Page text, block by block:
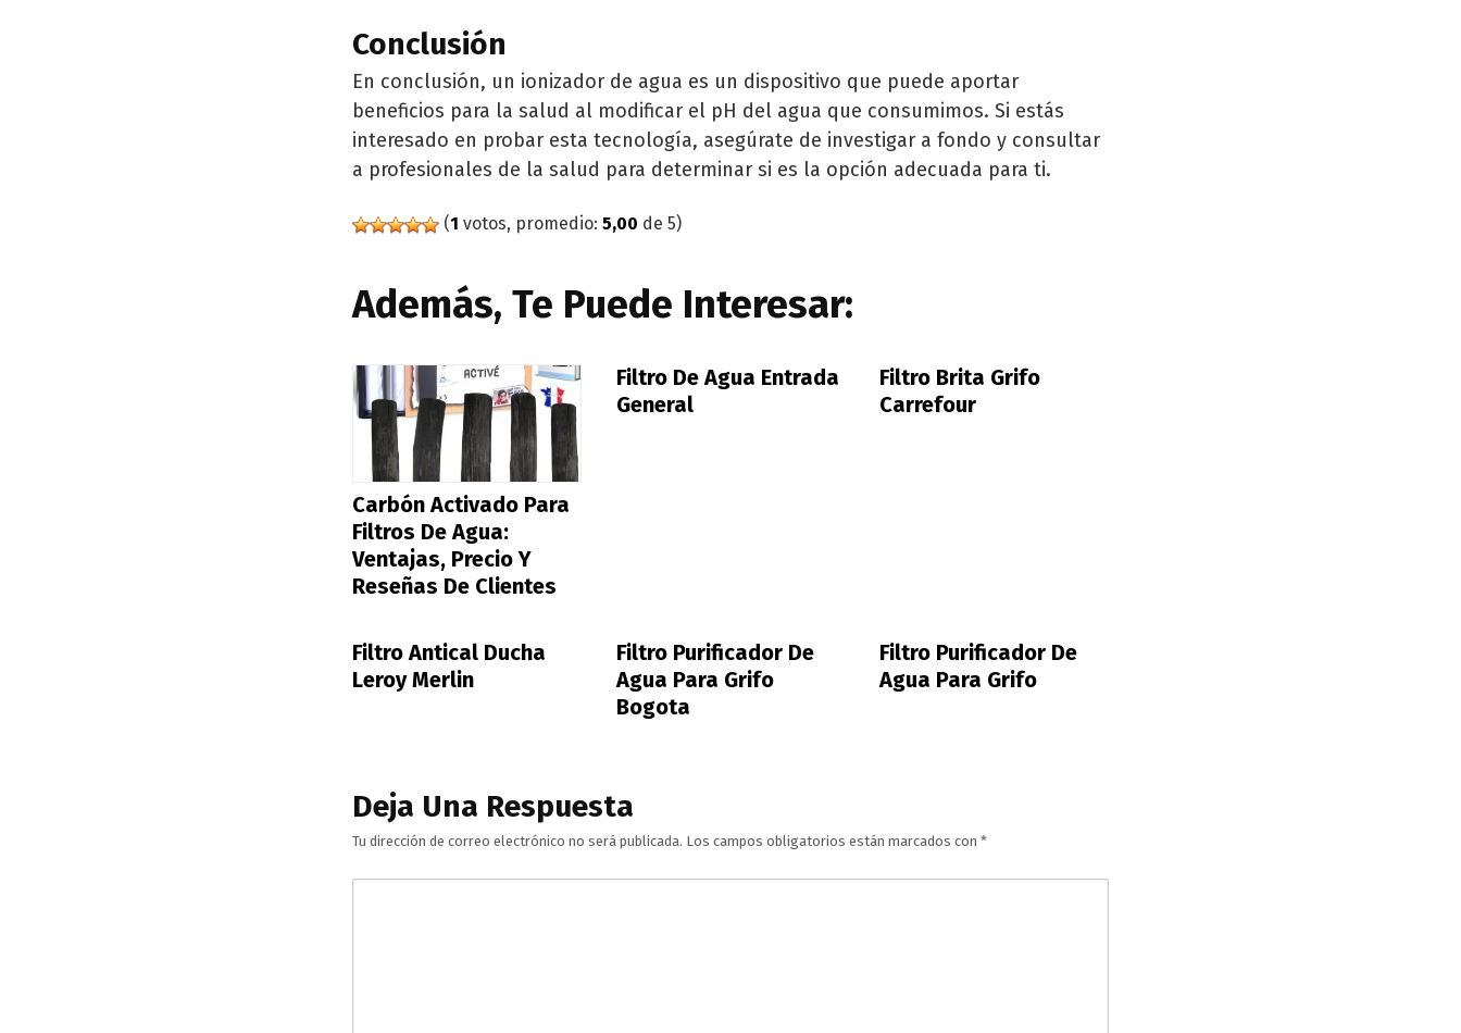
Conclusión
En conclusión, un ionizador de agua es un dispositivo que puede aportar
beneficios para la salud al modificar el pH del agua que consumimos. Si estás
interesado en probar esta tecnología, asegúrate de investigar a fondo y consultar
a profesionales de la salud para determinar si es la opción adecuada para ti.
(1 votos, promedio: 5,00 de 5)
Además, Te Puede Interesar:
Carbón Activado Para
Filtros De Agua:
Ventajas, Precio Y
Reseñas De Clientes
Filtro De Agua Entrada
General
Filtro Brita Grifo
Carrefour
Filtro Antical Ducha
Leroy Merlin
Filtro Purificador De
Agua Para Grifo
Bogota
Filtro Purificador De
Agua Para Grifo
Deja Una Respuesta
Tu dirección de correo electrónico no será publicada. Los campos obligatorios están marcados con *